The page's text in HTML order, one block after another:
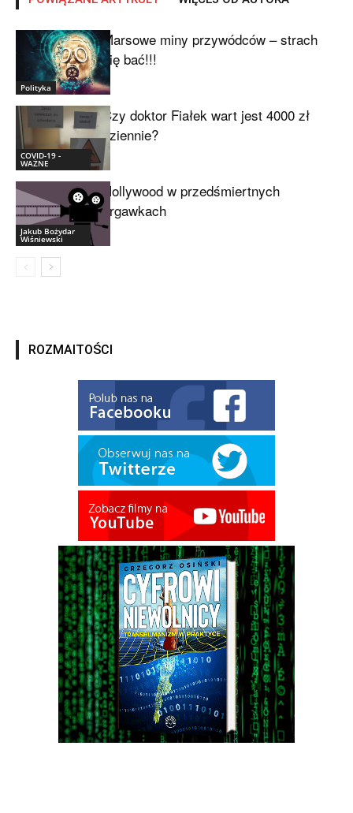
Polityka
Marsowe miny przywódców – strach
się bać!!!
COVID-19 -
WAŻNE
Czy doktor Fiałek wart jest 4000 zł
dziennie?
Jakub Bożydar
Wiśniewski
Hollywood w przedśmiertnych
drgawkach
ROZMAITOŚCI